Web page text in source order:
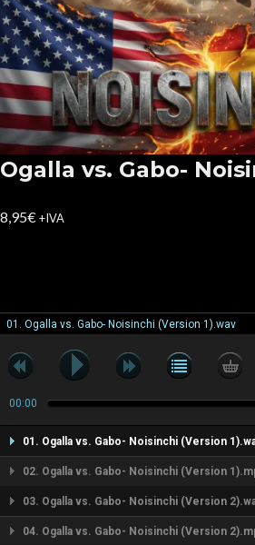
Ogalla vs. Gabo-
8,95€+IVA
01. Ogalla vs. Gabo- Noisinchi (Version 1).wav
00:00
01. Ogalla vs. Gabo- Noisinchi (Version
02. Ogalla vs. Gabo- Noisinchi (Version
03. Ogalla vs. Gabo- Noisinchi (Version
04. Ogalla vs. Gabo- Noisinchi (Version